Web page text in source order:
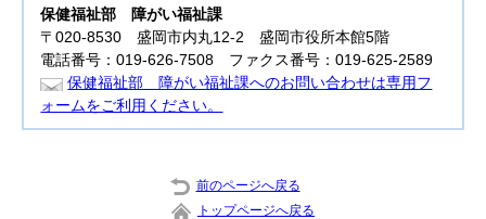
保健福祉部
障がい福祉課
〒020-8530 盛岡市内丸12-2 盛岡市役所本館5階
電話番号：019-626-7508 ファクス番号：019-625-2589
保健福祉部 障がい福祉課へのお問い合わせは専用フ
ォームをご利用ください。
前のページへ戻る
トップページへ戻る